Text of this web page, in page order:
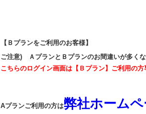
【Ｂプランをご利用のお客様】
ご注意)
ＡプランとＢプランのお間違いが多くな
こちらのログイン画面は【Ｂプラン】ご利用の方
Aプランご利用の方は弊社ホーム